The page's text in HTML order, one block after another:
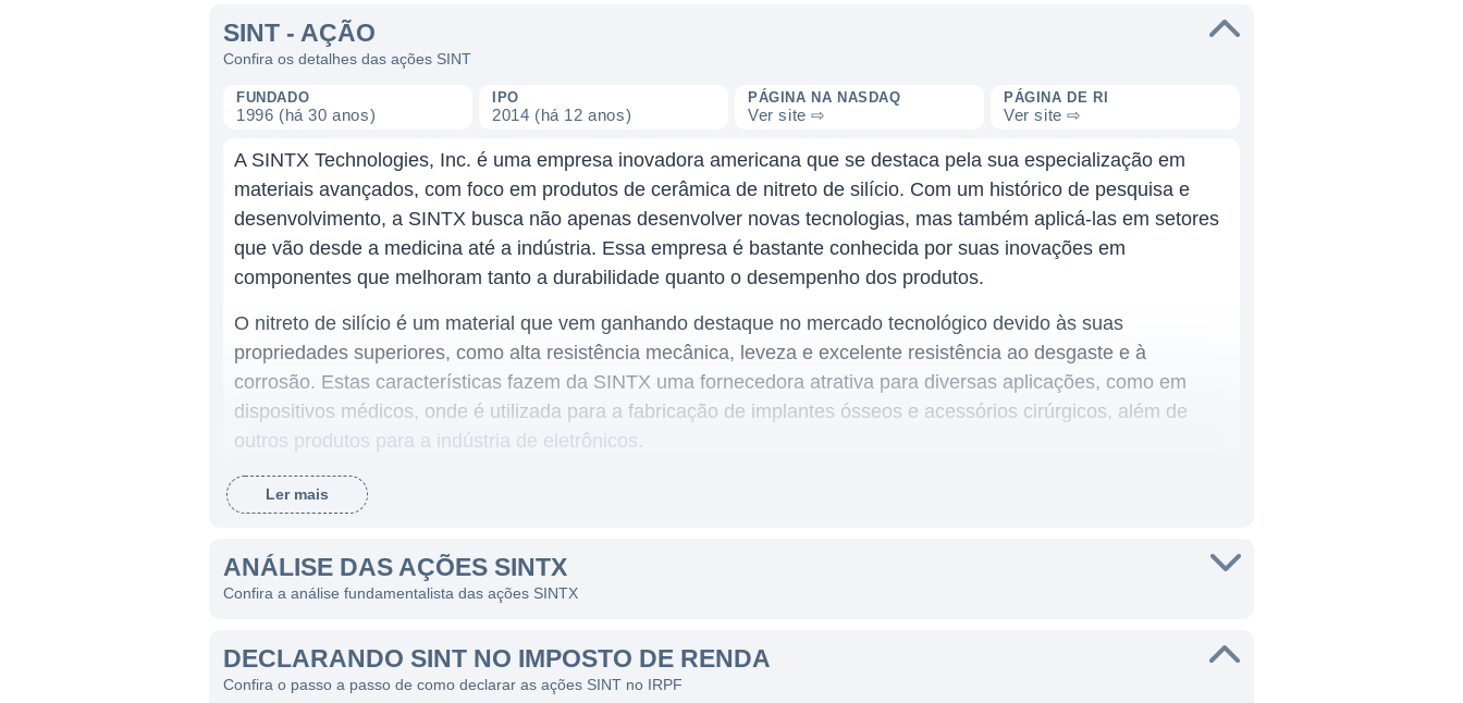
SINT - AÇÃO
Confira os detalhes das ações SINT
FUNDADO
1996 (há 30 anos)
IPO
2014 (há 12 anos)
PÁGINA NA NASDAQ
Ver site ⇨
PÁGINA DE RI
Ver site ⇨
A SINTX Technologies, Inc. é uma empresa inovadora americana que se destaca pela sua especialização em
materiais avançados, com foco em produtos de cerâmica de nitreto de silício. Com um histórico de pesquisa e
desenvolvimento, a SINTX busca não apenas desenvolver novas tecnologias, mas também aplicá-las em setores
que vão desde a medicina até a indústria. Essa empresa é bastante conhecida por suas inovações em
componentes que melhoram tanto a durabilidade quanto o desempenho dos produtos.
O nitreto de silício é um material que vem ganhando destaque no mercado tecnológico devido às suas
propriedades superiores, como alta resistência mecânica, leveza e excelente resistência ao desgaste e à
corrosão. Estas características fazem da SINTX uma fornecedora atrativa para diversas aplicações, como em
dispositivos médicos, onde é utilizada para a fabricação de implantes ósseos e acessórios cirúrgicos, além de
outros produtos para a indústria de eletrônicos.
ATUAÇÃO DA SINTX
A SINTX Technologies possui um enfoque multifacetado, atuando em várias indústrias que demandam soluções
de alta performance em materiais. Seu portfólio de produtos inclui não apenas componentes clínicos, mas
também soluções para setores como telecomunicações e eletrônicos de consumo. A empresa se vale de sua
específicas de seus clientes.
Ler mais
ANÁLISE DAS AÇÕES SINTX
Confira a análise fundamentalista das ações SINTX
DECLARANDO SINT NO IMPOSTO DE RENDA
Confira o passo a passo de como declarar as ações SINT no IRPF